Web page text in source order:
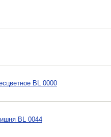
BL 0000
BL 0044